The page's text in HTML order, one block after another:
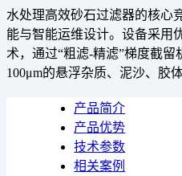
水处理高效砂石过滤器的核心
能与智能运维设计。设备采用
术，通过“粗滤-精滤”梯度截留
100μm的悬浮杂质、泥沙、胶
产品简介
产品优势
技术参数
相关案例